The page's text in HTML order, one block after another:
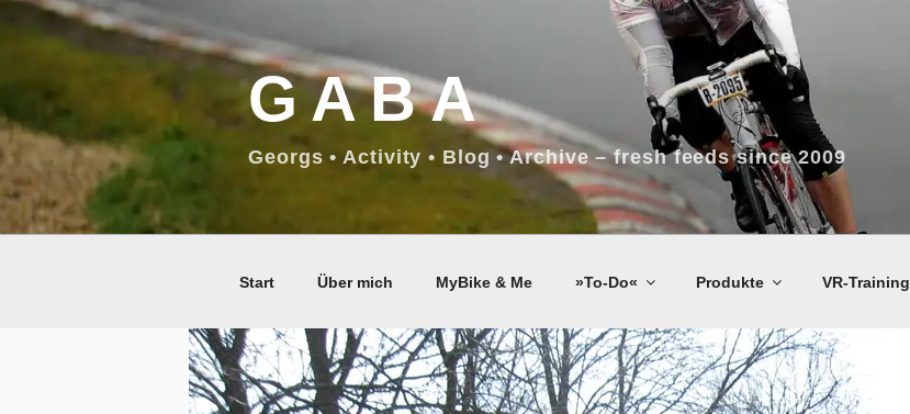
GABA
Georgs • Activity • Blog • Archive – fresh feeds since 2009
Start Über mich MyBike & Me »To-Do« Produkte VR-Training